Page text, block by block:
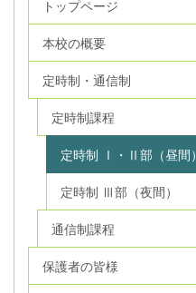
トップページ
本校の概要
定時制・通信制
定時制課程
定時制 Ⅰ・Ⅱ部（昼間）
定時制 Ⅲ部（夜間）
通信制課程
保護者の皆様